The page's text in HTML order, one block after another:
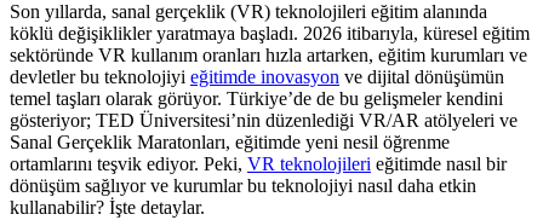
Son yıllarda, sanal gerçeklik (VR) teknolojileri eğitim alanında
köklü değişiklikler yaratmaya başladı. 2026 itibarıyla, küresel eğitim
sektöründe VR kullanım oranları hızla artarken, eğitim kurumları ve
devletler bu teknolojiyi eğitimde inovasyon ve dijital dönüşümün
temel taşları olarak görüyor. Türkiye’de de bu gelişmeler kendini
gösteriyor; TED Üniversitesi’nin düzenlediği VR/AR atölyeleri ve
Sanal Gerçeklik Maratonları, eğitimde yeni nesil öğrenme
ortamlarını teşvik ediyor. Peki, VR teknolojileri eğitimde nasıl bir
dönüşüm sağlıyor ve kurumlar bu teknolojiyi nasıl daha etkin
kullanabilir? İşte detaylar.